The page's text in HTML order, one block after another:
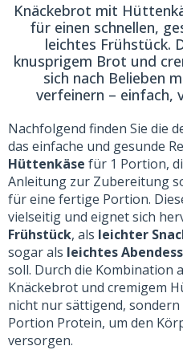
Knäckebrot mit
für einen schnellen,
leichtes Frühstück.
knusprigem Brot und
sich nach Belieben
verfeinern – einfach,
Nachfolgend finden Sie die
das einfache und gesunde
Hüttenkäse für 1 Portion,
Anleitung zur Zubereitung
für eine fertige Portion.
vielseitig und eignet sich
Frühstück, als leichter
sogar als leichtes
soll. Durch die Kombination
Knäckebrot und cremigem
nicht nur sättigend,
Portion Protein, um den
versorgen.